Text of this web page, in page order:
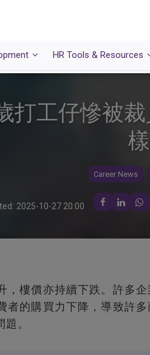
HR Tools & Resources
打工仔慘被
Career News
2025-10-27 20:00
，樓價亦持續下跌。許多
者的購買力下降，導致許
。